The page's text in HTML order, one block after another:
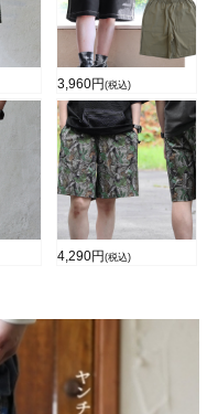
3,960円 (税込)
4,290円 (税込)